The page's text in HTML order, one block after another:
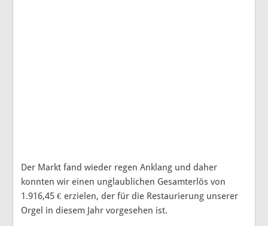
Der Markt fand wieder regen Anklang und daher
konnten wir einen unglaublichen Gesamterlös von
1.916,45 € erzielen, der für die Restaurierung unserer
Orgel in diesem Jahr vorgesehen ist.